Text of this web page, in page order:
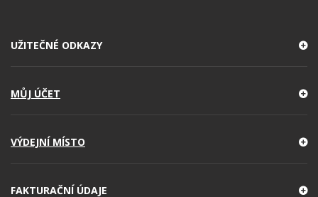
UŽITEČNÉ ODKAZY
MŮJ ÚČET
VÝDEJNÍ MÍSTO
FAKTURAČNÍ ÚDAJE